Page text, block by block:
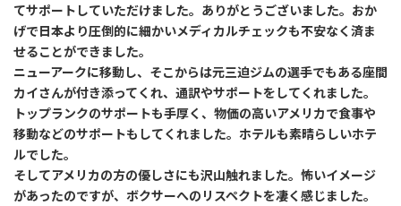
てサポートしていただけました。ありがとうございました。おか
げで日本より圧倒的に細かいメディカルチェックも不安なく済ま
せることができました。
ニューアークに移動し、そこからは元三迫ジムの選手でもある座間
カイさんが付き添ってくれ、通訳やサポートをしてくれました。
トップランクのサポートも手厚く、物価の高いアメリカで食事や
移動などのサポートもしてくれました。ホテルも素晴らしいホテ
ルでした。
そしてアメリカの方の優しさにも沢山触れました。怖いイメージ
があったのですが、ボクサーへのリスペクトを凄く感じました。